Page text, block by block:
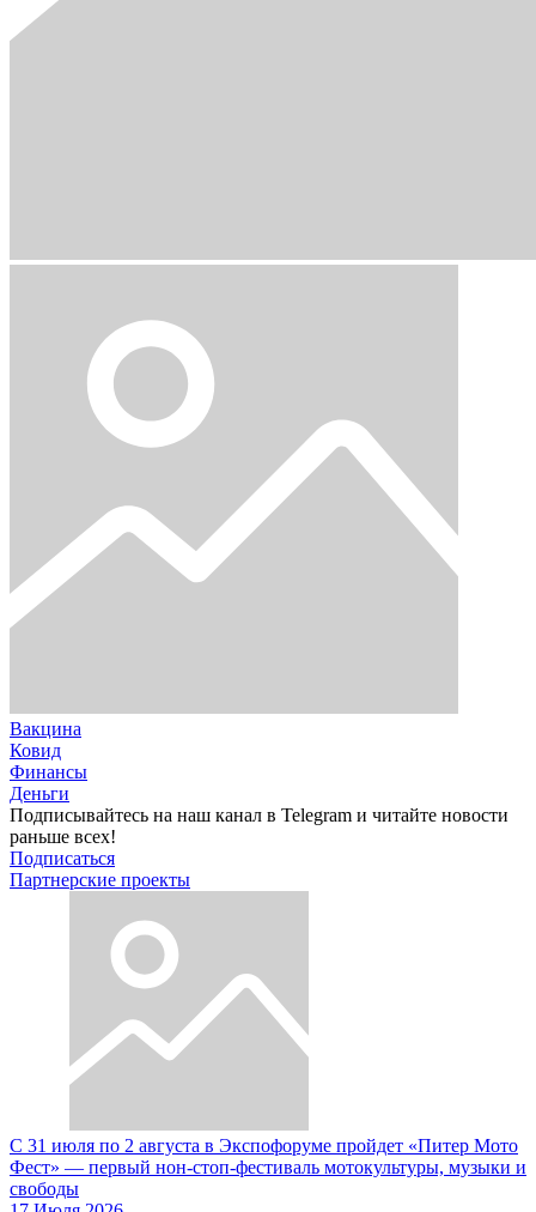
Вакцина
Ковид
Финансы
Деньги
Подписывайтесь на наш канал в Telegram и читайте новости
раньше всех!
Подписаться
Партнерские проекты
С 31 июля по 2 августа в Экспофоруме пройдет «Питер Мото
Фест» — первый нон-стоп-фестиваль мотокультуры, музыки и
свободы